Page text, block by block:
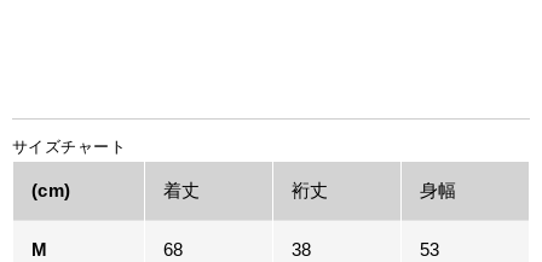
サイズチャート
(cm) 着丈 裄丈 身幅
M 68 38 53